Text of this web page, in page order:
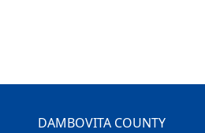
DAMBOVITA COUNTY